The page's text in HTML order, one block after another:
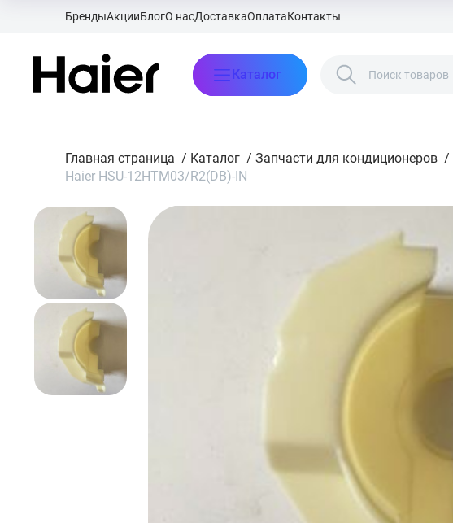
БрендыАкцииБлогО насДоставкаОплатаКонтакты
Каталог
Главная страница / Каталог / Запчасти для кондиционеров /
Haier HSU-12HTM03/R2(DB)-IN